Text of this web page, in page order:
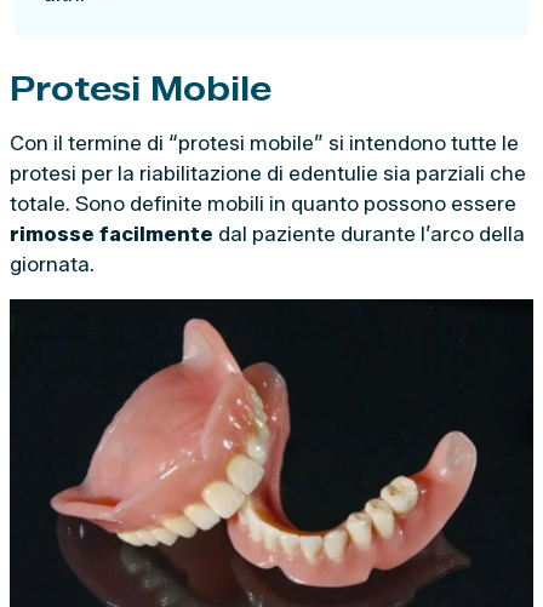
Protesi Mobile
Con il termine di “protesi mobile” si intendono tutte le
protesi per la riabilitazione di edentulie sia parziali che
totale. Sono definite mobili in quanto possono essere
rimosse facilmente dal paziente durante l’arco della
giornata.